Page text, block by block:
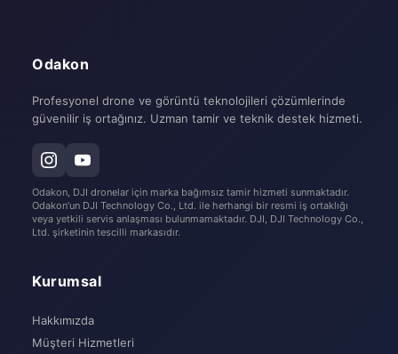
Odakon
Profesyonel drone ve görüntü teknolojileri çözümlerinde
güvenilir iş ortağınız. Uzman tamir ve teknik destek hizmeti.
Odakon, DJI dronelar için marka bağımsız tamir hizmeti sunmaktadır.
Odakon'un DJI Technology Co., Ltd. ile herhangi bir resmi iş ortaklığı
veya yetkili servis anlaşması bulunmamaktadır. DJI, DJI Technology Co.,
Ltd. şirketinin tescilli markasıdır.
Kurumsal
Hakkımızda
Müşteri Hizmetleri